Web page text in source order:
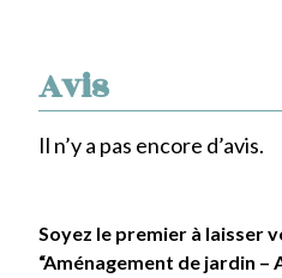
Avis
Il n’y a pas encore d’avis.
Soyez le premier à laisser
“Aménagement de jardin –